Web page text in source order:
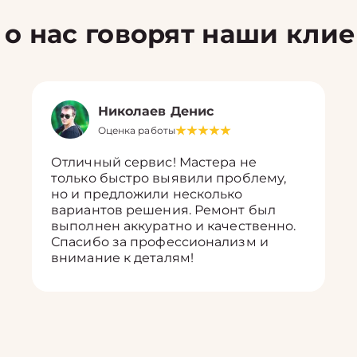
нас говорят наши
Николаев Денис
Оценка работы
Отличный сервис! Мастера не
только быстро выявили проблему,
но и предложили несколько
вариантов решения. Ремонт был
выполнен аккуратно и качественно.
Спасибо за профессионализм и
внимание к деталям!